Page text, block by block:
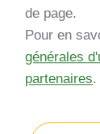
Entreprise
Quelle est
de page.
Pour en
générales
partenaires.